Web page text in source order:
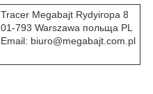
Tracer Megabajt Rydyігорa 8
01-793 Warszawa польща PL
Email: biuro@megabajt.com.pl